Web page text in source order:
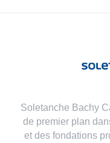
Soletanche Bachy
de premier plan
et des fondations